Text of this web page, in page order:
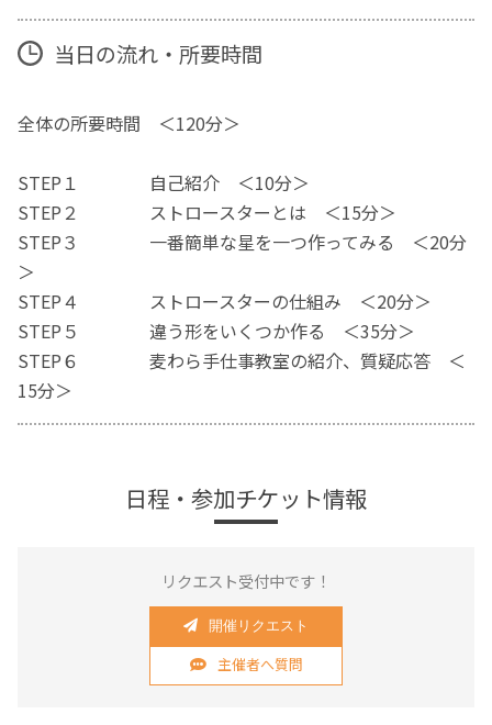
当日の流れ・所要時間
全体の所要時間 ＜120分＞
STEP１ 自己紹介 ＜10分＞
STEP２ ストロースターとは ＜15分＞
STEP３ 一番簡単な星を一つ作ってみる ＜20分
＞
STEP４ ストロースターの仕組み ＜20分＞
STEP５ 違う形をいくつか作る ＜35分＞
STEP６ 麦わら手仕事教室の紹介、質疑応答 ＜
15分＞
日程・参加チケット情報
リクエスト受付中です！
開催リクエスト
主催者へ質問